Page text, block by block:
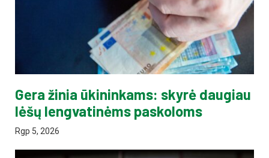
Gera žinia ūkininkams: skyrė daugiau
lėšų lengvatinėms paskoloms
Rgp 5, 2026